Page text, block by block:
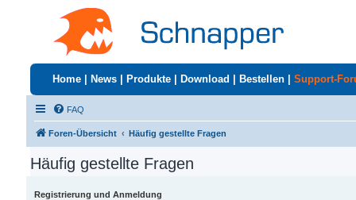
Home News Produkte Download Bestellen Support-
FAQ
Foren-Übersicht Häufig gestellte Fragen
Häufig gestellte Fragen
Registrierung und Anmeldung